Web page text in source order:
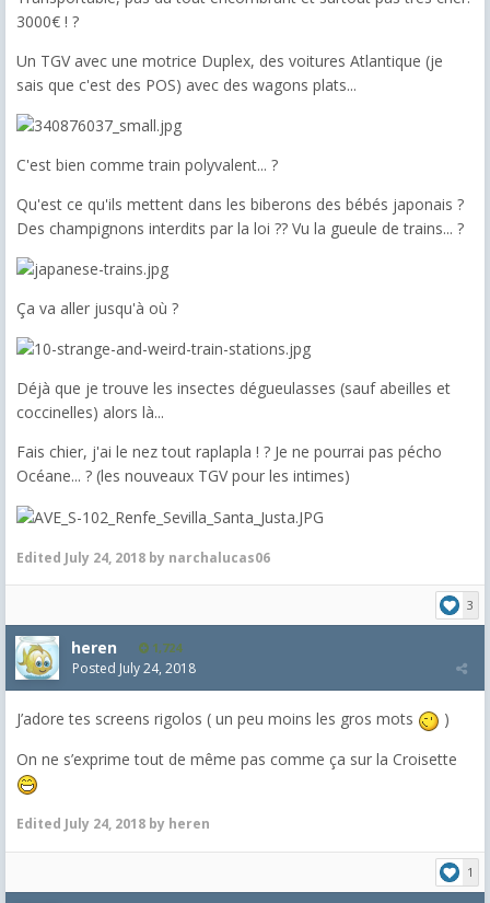
3000€ ! ?
Un TGV avec une motrice Duplex, des voitures Atlantique (je
sais que c'est des POS) avec des wagons plats...
C'est bien comme train polyvalent... ?
Qu'est ce qu'ils mettent dans les biberons des bébés japonais ?
Des champignons interdits par la loi ?? Vu la gueule de trains... ?
Ça va aller jusqu'à où ?
Déjà que je trouve les insectes dégueulasses (sauf abeilles et
coccinelles) alors là...
Fais chier, j'ai le nez tout raplapla ! ? Je ne pourrai pas pécho
Océane... ? (les nouveaux TGV pour les intimes)
Edited July 24, 2018 by narchalucas06
3
heren 1,724
Posted July 24, 2018
J’adore tes screens rigolos ( un peu moins les gros mots
)
On ne s’exprime tout de même pas comme ça sur la Croisette
Edited July 24, 2018 by heren
1